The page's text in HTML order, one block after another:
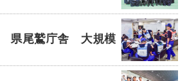
県尾鷲庁舎 大規模